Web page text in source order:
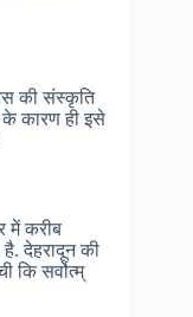
की संस्कृति
कारण ही इसे
में करीब
है. देहरादून की
कि सर्वोत्म्